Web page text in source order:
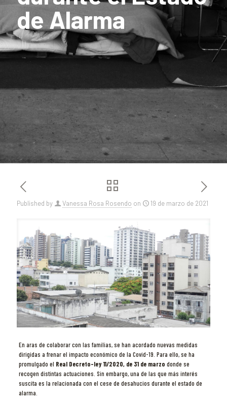
de Alarma
Published by Vanessa Rosa Rosendo on 19 de marzo de 2021
En aras de colaborar con las familias, se han acordado nuevas medidas
dirigidas a frenar el impacto económico de la Covid-19. Para ello, se ha
promulgado el Real Decreto-ley 11/2020, de 31 de marzo donde se
recogen distintas actuaciones. Sin embargo, una de las que más interés
suscita es la relacionada con el cese de desahucios durante el estado de
alarma.